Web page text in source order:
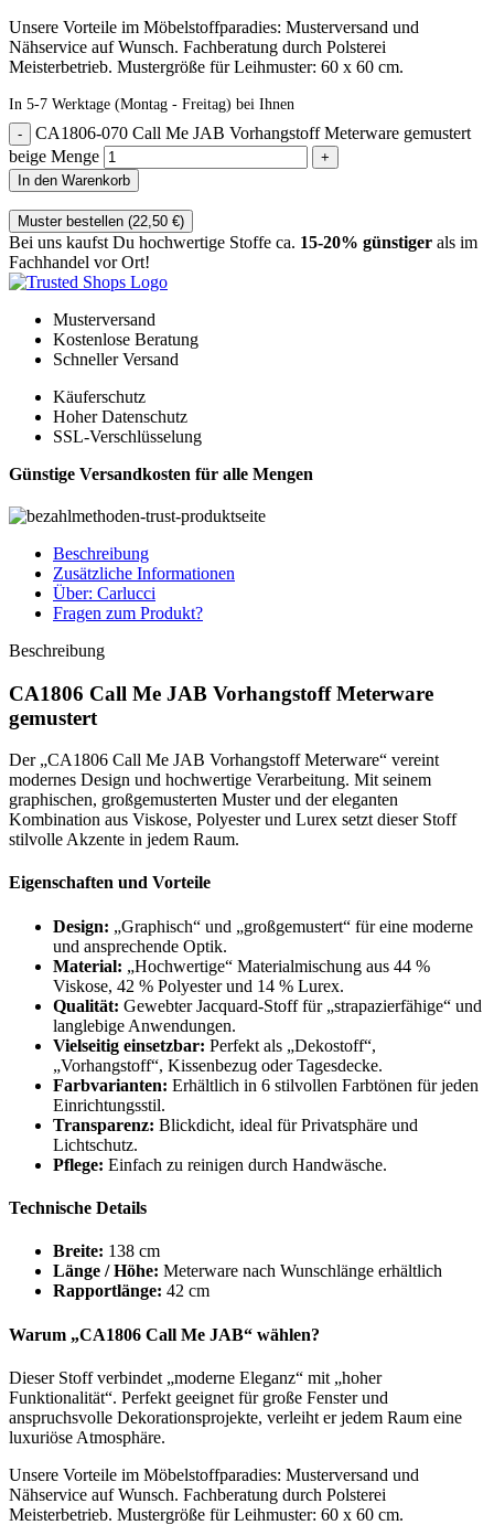
Unsere Vorteile im Möbelstoffparadies: Musterversand und
Nähservice auf Wunsch. Fachberatung durch Polsterei
Meisterbetrieb. Mustergröße für Leihmuster: 60 x 60 cm.
In 5-7 Werktage (Montag - Freitag) bei Ihnen
CA1806-070 Call Me JAB Vorhangstoff Meterware gemustert
beige Menge
In den Warenkorb
Muster bestellen (22,50 €)
Bei uns kaufst Du hochwertige Stoffe ca. 15-20% günstiger als im
Fachhandel vor Ort!
Musterversand
Kostenlose Beratung
Schneller Versand
Käuferschutz
Hoher Datenschutz
SSL-Verschlüsselung
Günstige Versandkosten für alle Mengen
Beschreibung
Zusätzliche Informationen
Über: Carlucci
Fragen zum Produkt?
Beschreibung
CA1806 Call Me JAB Vorhangstoff Meterware
gemustert
Der „CA1806 Call Me JAB Vorhangstoff Meterware“ vereint
modernes Design und hochwertige Verarbeitung. Mit seinem
graphischen, großgemusterten Muster und der eleganten
Kombination aus Viskose, Polyester und Lurex setzt dieser Stoff
stilvolle Akzente in jedem Raum.
Eigenschaften und Vorteile
Design: „Graphisch“ und „großgemustert“ für eine moderne
und ansprechende Optik.
Material: „Hochwertige“ Materialmischung aus 44 %
Viskose, 42 % Polyester und 14 % Lurex.
Qualität: Gewebter Jacquard-Stoff für „strapazierfähige“ und
langlebige Anwendungen.
Vielseitig einsetzbar: Perfekt als „Dekostoff“,
„Vorhangstoff“, Kissenbezug oder Tagesdecke.
Farbvarianten: Erhältlich in 6 stilvollen Farbtönen für jeden
Einrichtungsstil.
Transparenz: Blickdicht, ideal für Privatsphäre und
Lichtschutz.
Pflege: Einfach zu reinigen durch Handwäsche.
Technische Details
Breite: 138 cm
Länge / Höhe: Meterware nach Wunschlänge erhältlich
Rapportlänge: 42 cm
Warum „CA1806 Call Me JAB“ wählen?
Dieser Stoff verbindet „moderne Eleganz“ mit „hoher
Funktionalität“. Perfekt geeignet für große Fenster und
anspruchsvolle Dekorationsprojekte, verleiht er jedem Raum eine
luxuriöse Atmosphäre.
Unsere Vorteile im Möbelstoffparadies: Musterversand und
Nähservice auf Wunsch. Fachberatung durch Polsterei
Meisterbetrieb. Mustergröße für Leihmuster: 60 x 60 cm.